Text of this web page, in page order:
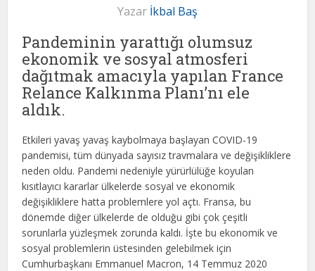
Yazar İkbal Baş
Pandeminin yarattığı olumsuz
ekonomik ve sosyal atmosferi
dağıtmak amacıyla yapılan France
Relance Kalkınma Planı’nı ele
aldık.
Etkileri yavaş yavaş kaybolmaya başlayan COVID-19
pandemisi, tüm dünyada sayısız travmalara ve değişikliklere
neden oldu. Pandemi nedeniyle yürürlülüğe koyulan
kısıtlayıcı kararlar ülkelerde sosyal ve ekonomik
değişikliklere hatta problemlere yol açtı. Fransa, bu
dönemde diğer ülkelerde de olduğu gibi çok çeşitli
sorunlarla yüzleşmek zorunda kaldı. İşte bu ekonomik ve
sosyal problemlerin üstesinden gelebilmek için
Cumhurbaşkanı Emmanuel Macron, 14 Temmuz 2020